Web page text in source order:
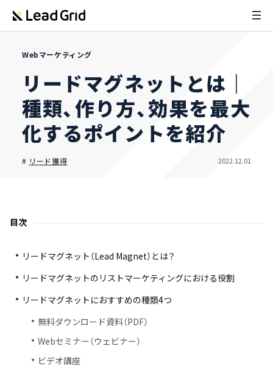
Webマーケティング
リードマグネットとは｜
種類、作り方、効果を最大
化するポイントを紹介
# リード獲得 2022.12.01
目次
リードマグネット（Lead Magnet）とは？
リードマグネットのリストマーケティングにおける役割
リードマグネットにおすすめの種類4つ
無料ダウンロード資料（PDF）
Webセミナー（ウェビナー）
ビデオ講座